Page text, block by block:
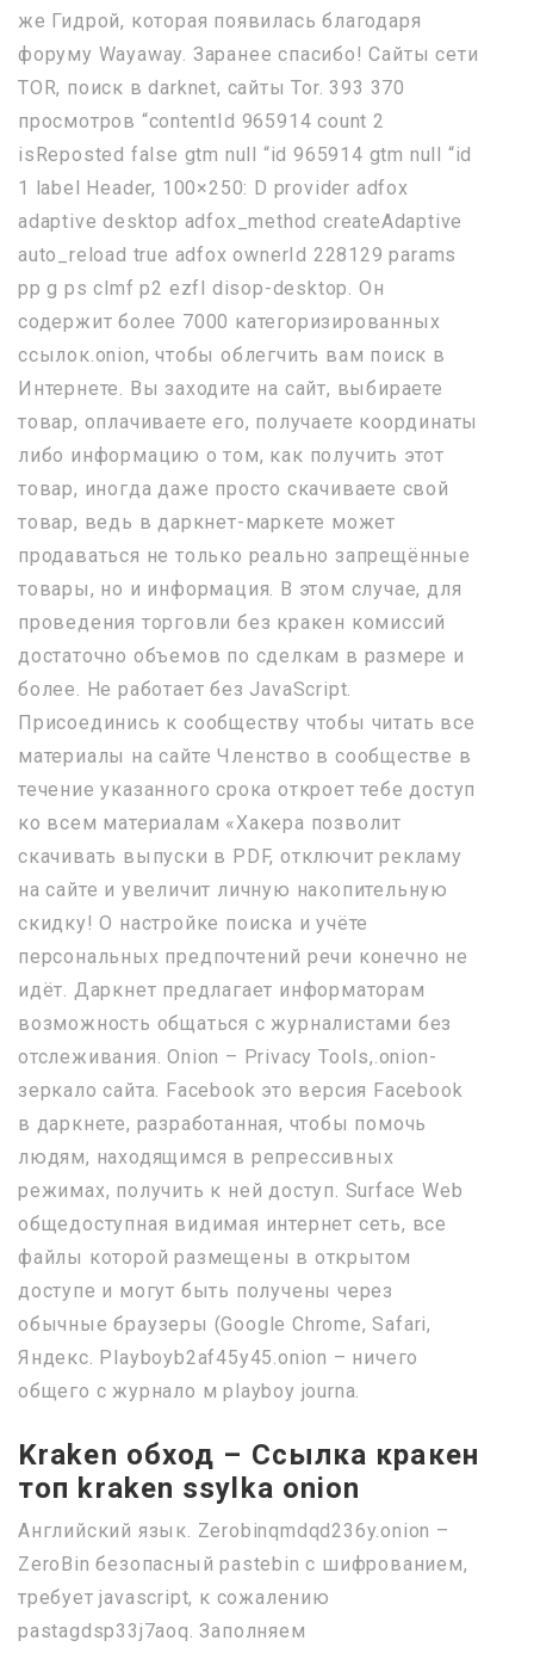
же Гидрой, которая появилась благодаря
форуму Wayaway. Заранее спасибо! Сайты сети
TOR, поиск в darknet, сайты Tor. 393 370
просмотров “contentId 965914 count 2
isReposted false gtm null “id 965914 gtm null “id
1 label Header, 100×250: D provider adfox
adaptive desktop adfox_method createAdaptive
auto_reload true adfox ownerId 228129 params
pp g ps clmf p2 ezfl disop-desktop. Он
содержит более 7000 категоризированных
ссылок.onion, чтобы облегчить вам поиск в
Интернете. Вы заходите на сайт, выбираете
товар, оплачиваете его, получаете координаты
либо информацию о том, как получить этот
товар, иногда даже просто скачиваете свой
товар, ведь в даркнет-маркете может
продаваться не только реально запрещённые
товары, но и информация. В этом случае, для
проведения торговли без кракен комиссий
достаточно объемов по сделкам в размере и
более. Не работает без JavaScript.
Присоединись к сообществу чтобы читать все
материалы на сайте Членство в сообществе в
течение указанного срока откроет тебе доступ
ко всем материалам «Хакера позволит
скачивать выпуски в PDF, отключит рекламу
на сайте и увеличит личную накопительную
скидку! О настройке поиска и учёте
персональных предпочтений речи конечно не
идёт. Даркнет предлагает информаторам
возможность общаться с журналистами без
отслеживания. Onion – Privacy Tools,.onion-
зеркало сайта. Facebook это версия Facebook
в даркнете, разработанная, чтобы помочь
людям, находящимся в репрессивных
режимах, получить к ней доступ. Surface Web
общедоступная видимая интернет сеть, все
файлы которой размещены в открытом
доступе и могут быть получены через
обычные браузеры (Google Chrome, Safari,
Яндекс. Playboyb2af45y45.onion – ничего
общего с журнало м playboy journa.
Kraken обход – Ссылка кракен
топ kraken ssylka onion
Английский язык. Zerobinqmdqd236y.onion –
ZeroBin безопасный pastebin с шифрованием,
требует javascript, к сожалению
pastagdsp33j7aoq. Заполняем